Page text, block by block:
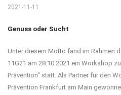
2021-11-11
Genuss oder Sucht
Unter diesem Motto fand im Rahmen
11G21 am 28.10.2021 ein Workshop
Prävention" statt. Als Partner für den
Prävention Frankfurt am Main